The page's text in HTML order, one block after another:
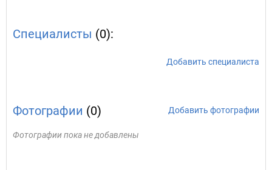
Специалисты (0):
Добавить специалиста
Фотографии (0) Добавить фотографии
Фотографии пока не добавлены